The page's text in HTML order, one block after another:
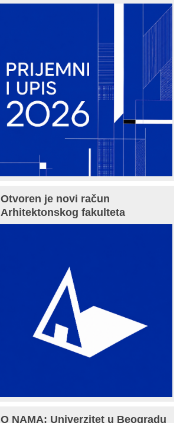
Otvoren je novi račun
Arhitektonskog fakulteta
O NAMA: Univerzitet u Beogradu